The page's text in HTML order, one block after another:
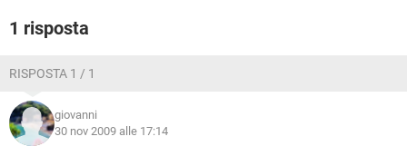
1 risposta
RISPOSTA 1 / 1
giovanni
30 nov 2009 alle 17:14